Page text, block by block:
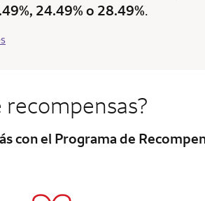
24.49% o 28.49%.
con el Programa de